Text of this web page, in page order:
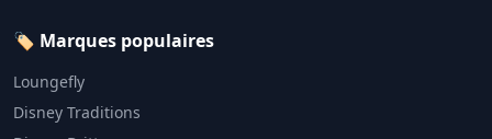
🏷️ Marques populaires
Loungefly
Disney Traditions